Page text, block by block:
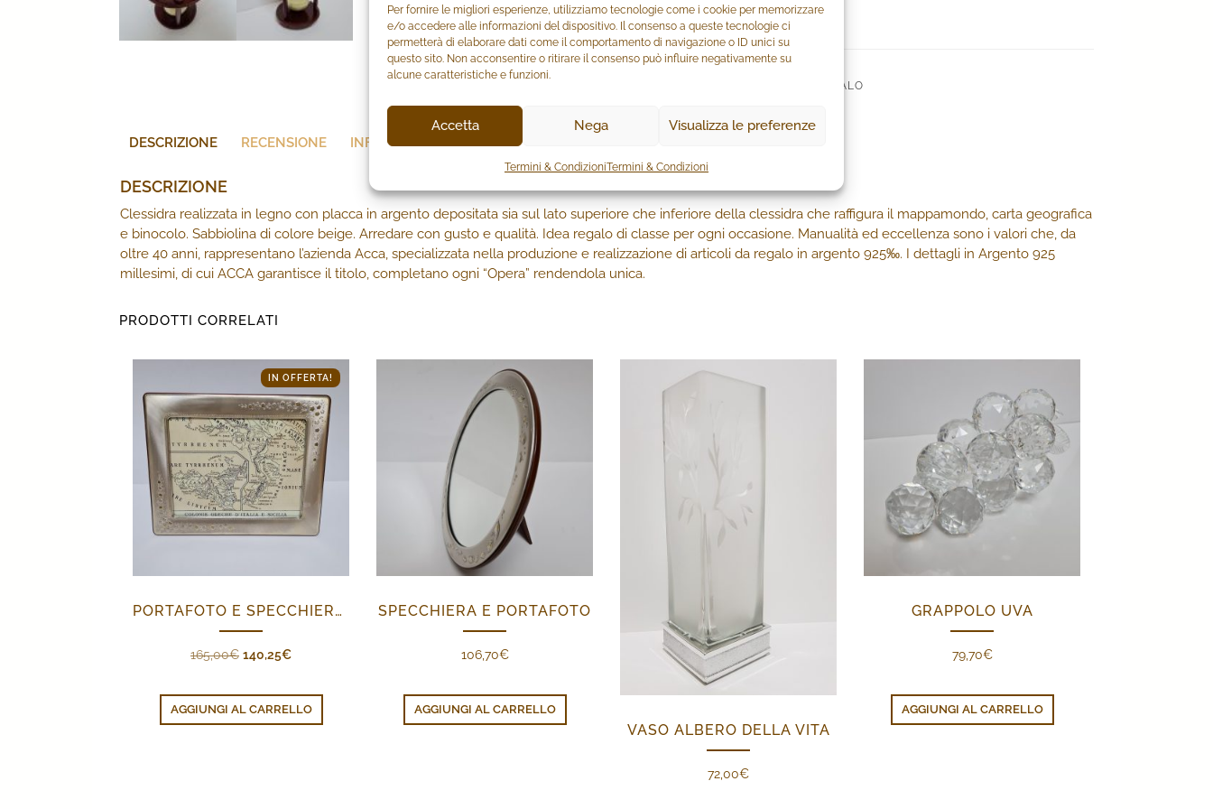
Per fornire le migliori esperienze, utilizziamo tecnologie come i cookie per memorizzare
e/o accedere alle informazioni del dispositivo. Il consenso a queste tecnologie ci
permetterà di elaborare dati come il comportamento di navigazione o ID unici su
questo sito. Non acconsentire o ritirare il consenso può influire negativamente su
alcune caratteristiche e funzioni.
Accetta Nega Visualizza le preferenze
Termini & CondizioniTermini & Condizioni
Posso aiutare?
COD:
ART. DA REGALO
DESCRIZIONE RECENSIONE INFORMAZIONI ADDIZIONALI
DESCRIZIONE
Clessidra realizzata in legno con placca in argento depositata sia sul lato superiore che inferiore della clessidra che raffigura il mappamondo, carta geografica
e binocolo. Sabbiolina di colore beige. Arredare con gusto e qualità. Idea regalo di classe per ogni occasione. Manualità ed eccellenza sono i valori che, da
oltre 40 anni, rappresentano l’azienda Acca, specializzata nella produzione e realizzazione di articoli da regalo in argento 925‰. I dettagli in Argento 925
millesimi, di cui ACCA garantisce il titolo, completano ogni “Opera” rendendola unica.
PRODOTTI CORRELATI
IN OFFERTA!
PORTAFOTO E SPECCHIERA FIORELLINI
165,00€ Il
originale
era:
165,00€.
140,25€Il
attuale
è:
140,25€.
AGGIUNGI AL CARRELLO
SPECCHIERA E PORTAFOTO
106,70€
AGGIUNGI AL CARRELLO
VASO ALBERO DELLA VITA
72,00€
GRAPPOLO UVA
79,70€
AGGIUNGI AL CARRELLO